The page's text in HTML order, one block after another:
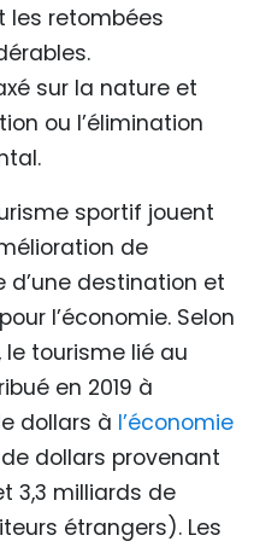
les retombées
sur la nature et
ou l’élimination
sportif jouent
de
d’une destination et
l’économie. Selon
tourisme lié au
en 2019 à
dollars à l’économie
dollars provenant
3,3 milliards de
étrangers). Les